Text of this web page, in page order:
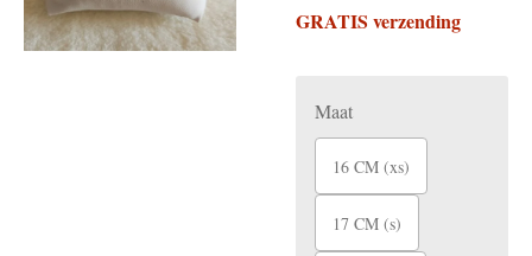
GRATIS verzending
Maat
16 CM (xs)
17 CM (s)